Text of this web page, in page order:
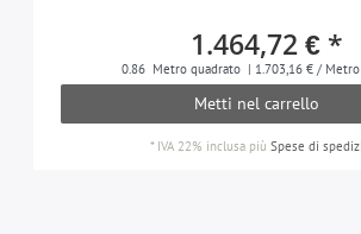
1.464,72 € *
0.86 Metro quadrato | 1.703,16 € /
Metti nel carrello
* IVA 22% inclusapiù Spese di